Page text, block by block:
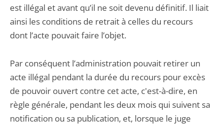
est illégal et avant qu’il ne soit devenu définitif. Il liait
ainsi les conditions de retrait à celles du recours
dont l’acte pouvait faire l’objet.
Par conséquent l’administration pouvait retirer un
acte illégal pendant la durée du recours pour excès
de pouvoir ouvert contre cet acte, c'est-à-dire, en
règle générale, pendant les deux mois qui suivent sa
notification ou sa publication, et, lorsque le juge